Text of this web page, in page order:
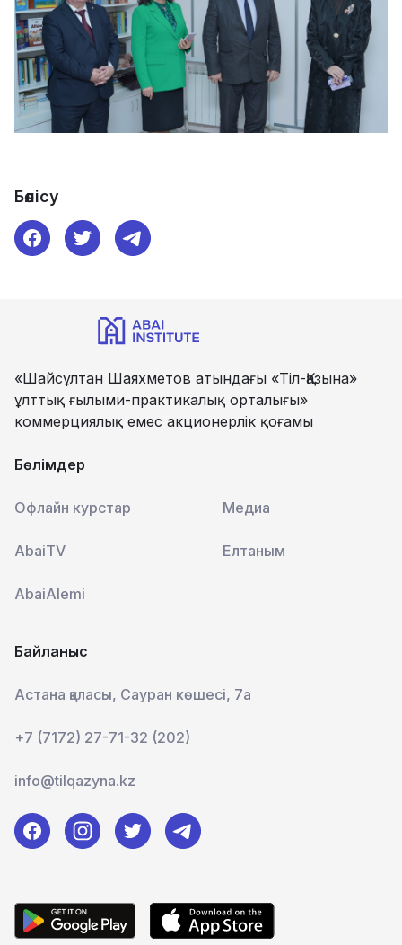
Бөлісу
«Шайсұлтан Шаяхметов атындағы «Тіл-Қазына»
ұлттық ғылыми-практикалық орталығы»
коммерциялық емес акционерлік қоғамы
Бөлімдер
Офлайн курстар Медиа
AbaiTV Елтаным
AbaiAlemi
Байланыс
Астана қаласы, Сауран көшесі, 7а
+7 (7172) 27-71-32 (202)
info@tilqazyna.kz